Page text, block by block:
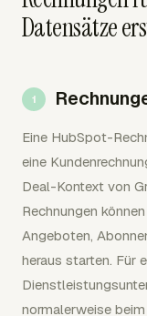
Datensätze
Eine HubSpot-
eine
Deal-Kontext von
Rechnungen
Angeboten,
heraus starten. Für
normalerweise